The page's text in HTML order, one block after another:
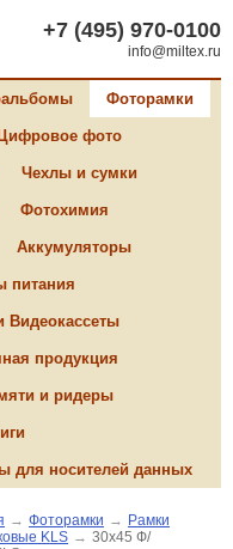
+7 (495) 970-0100
info@miltex.ru
Фоторамки
Цифровое фото
Чехлы и сумки
Фотохимия
Аккумуляторы
питания
Видеокассеты
продукция
и ридеры
для носителей данных
→ Фоторамки → Рамки
KLS → 30х45 Ф/